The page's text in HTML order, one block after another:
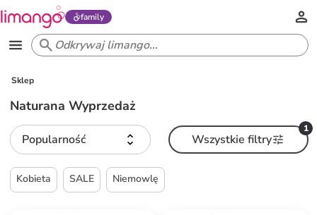
family
Sklep
Naturana Wyprzedaż
Popularność
1
Wszystkie filtry
Kobieta SALE Niemowlę